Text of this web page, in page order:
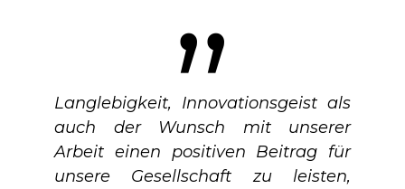
Langlebigkeit, Innovationsgeist als
auch der Wunsch mit unserer
Arbeit einen positiven Beitrag für
unsere Gesellschaft zu leisten,